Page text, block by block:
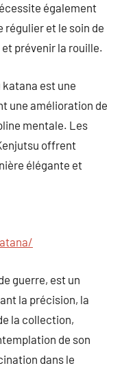
également
régulier et le soin de
prévenir la rouille.
katana est une
une amélioration de
mentale. Les
offrent
élégante et
guerre, est un
la précision, la
la collection,
de son
dans le